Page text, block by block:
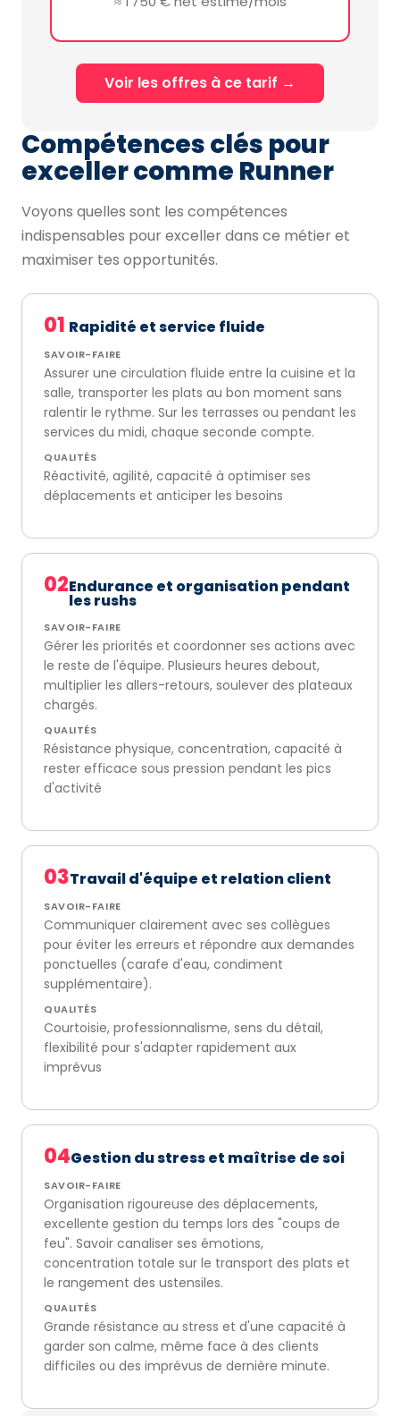
Voir les offres à ce tarif →
Compétences clés pour
exceller comme Runner
Voyons quelles sont les compétences
indispensables pour exceller dans ce métier et
maximiser tes opportunités.
01 Rapidité et service fluide
SAVOIR-FAIRE
Assurer une circulation fluide entre la cuisine et la
salle, transporter les plats au bon moment sans
ralentir le rythme. Sur les terrasses ou pendant les
services du midi, chaque seconde compte.
QUALITÉS
Réactivité, agilité, capacité à optimiser ses
déplacements et anticiper les besoins
02Endurance et organisation pendant
les rushs
SAVOIR-FAIRE
Gérer les priorités et coordonner ses actions avec
le reste de l'équipe. Plusieurs heures debout,
multiplier les allers-retours, soulever des plateaux
chargés.
QUALITÉS
Résistance physique, concentration, capacité à
rester efficace sous pression pendant les pics
d'activité
03Travail d'équipe et relation client
SAVOIR-FAIRE
Communiquer clairement avec ses collègues
pour éviter les erreurs et répondre aux demandes
ponctuelles (carafe d'eau, condiment
supplémentaire).
QUALITÉS
Courtoisie, professionnalisme, sens du détail,
flexibilité pour s'adapter rapidement aux
imprévus
04Gestion du stress et maîtrise de soi
SAVOIR-FAIRE
Organisation rigoureuse des déplacements,
excellente gestion du temps lors des "coups de
feu". Savoir canaliser ses émotions,
concentration totale sur le transport des plats et
le rangement des ustensiles.
QUALITÉS
Grande résistance au stress et d'une capacité à
garder son calme, même face à des clients
difficiles ou des imprévus de dernière minute.